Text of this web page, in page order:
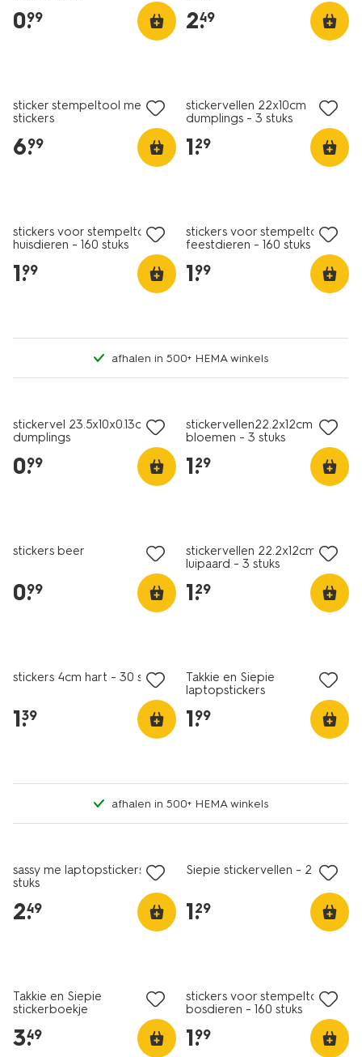
0.
99 2.
49
sticker stempeltool met
stickers
6.
99
stickervellen 22x10cm
dumplings - 3 stuks
1.
29
stickers voor stempeltool
huisdieren - 160 stuks
1.
99
stickers voor stempeltool
feestdieren - 160 stuks
1.
99
afhalen in 500+ HEMA winkels
stickervel 23.5x10x0.13cm
dumplings
0.
99
stickervellen22.2x12cm
bloemen - 3 stuks
1.
29
stickers beer
0.
99
stickervellen 22.2x12cm
luipaard - 3 stuks
1.
29
stickers 4cm hart - 30 stuks
1.
39
Takkie en Siepie
laptopstickers
1.
99
afhalen in 500+ HEMA winkels
sassy me laptopstickers - 13
stuks
2.
49
Siepie stickervellen - 2 stuks
1.
29
Takkie en Siepie
stickerboekje
3.
49
stickers voor stempeltool
bosdieren - 160 stuks
1.
99